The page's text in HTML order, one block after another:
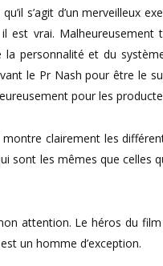
s’agit d’un merveilleux
est vrai.
personnalité et du
le Pr Nash pour être le
pour les
montre clairement les
sont les mêmes que celles
attention. Le héros du
un homme d’exception.